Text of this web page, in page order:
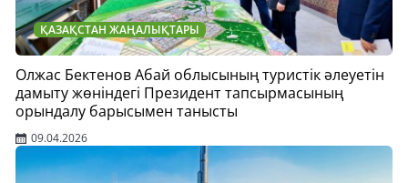
ҚАЗАҚСТАН ЖАҢАЛЫҚТАРЫ
Олжас Бектенов Абай облысының туристік әлеуетін
дамыту жөніндегі Президент тапсырмасының
орындалу барысымен танысты
09.04.2026